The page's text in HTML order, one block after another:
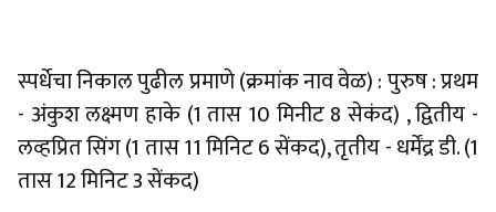
स्पर्धेचा निकाल पुढील प्रमाणे (क्रमांक नाव वेळ) : पुरुष : प्रथम
- अंकुश लक्ष्मण हाके (1 तास 10 मिनीट 8 सेकंद) , द्वितीय -
लव्हप्रित सिंग (1 तास 11 मिनिट 6 सेंकद), तृतीय - धर्मेंद्र डी. (1
तास 12 मिनिट 3 सेंकद)